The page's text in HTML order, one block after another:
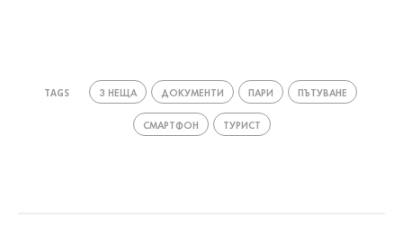
TAGS 3 НЕЩА ДОКУМЕНТИ ПАРИ ПЪТУВАНЕ
СМАРТФОН ТУРИСТ